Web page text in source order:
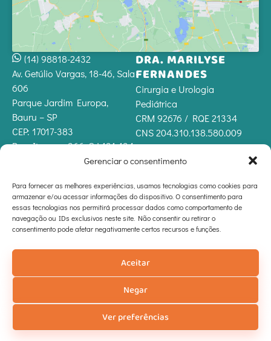
Gerenciar o consentimento
Para fornecer as melhores experiências, usamos tecnologias como cookies para
armazenar e/ou acessar informações do dispositivo. O consentimento para
essas tecnologias nos permitirá processar dados como comportamento de
navegação ou IDs exclusivos neste site. Não consentir ou retirar o
consentimento pode afetar negativamente certos recursos e funções.
Aceitar
Negar
Ver preferências
(14) 98818-2432
Av. Getúlio Vargas, 18-46, Sala
606
Parque Jardim Europa,
Bauru – SP
CEP: 17017-383
Rua Itapeva, 366, CJ 131-134
Bela Vista, São Paulo – SP
Horário de funcionamento
Seg. a Sex: 08:00 às 12:00 |
14:00 às 19:00
Sábados: 08:00 às 13:00
DRA. MARILYSE
FERNANDES
Cirurgia e Urologia
Pediátrica
CRM 92676 / RQE 21334
CNS 204.310.138.580.009
realizar autodiagnóstico,
autotratamento ou automedicação. Em caso de dúvidas, consulte o seu médico.
© Dra. Marilyse Fernandes - Todos os direitos reservados